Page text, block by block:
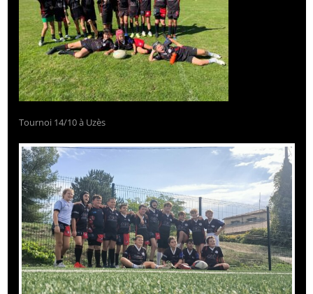
Tournoi 14/10 à Uzès